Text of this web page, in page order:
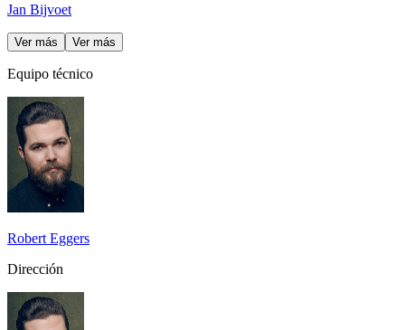
Jan Bijvoet
Ver más Ver más
Equipo técnico
Robert Eggers
Dirección